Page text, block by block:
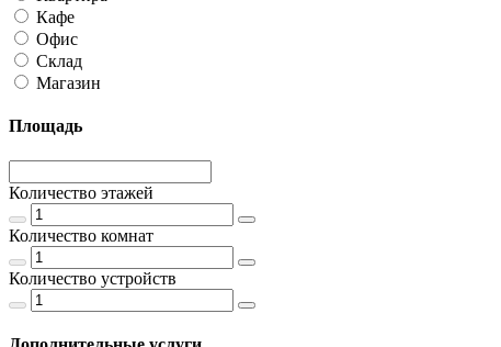
Кафе
Офис
Склад
Магазин
Площадь
Количество этажей
Количество комнат
Количество устройств